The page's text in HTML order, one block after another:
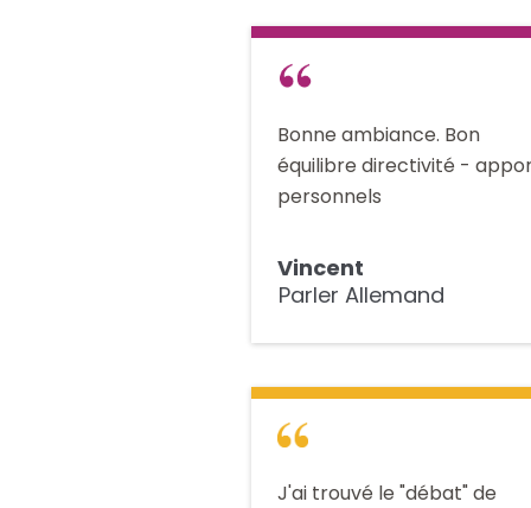
Bonne ambiance. Bon
équilibre directivité -
personnels
Vincent
Parler Allemand
J'ai trouvé le "débat" de